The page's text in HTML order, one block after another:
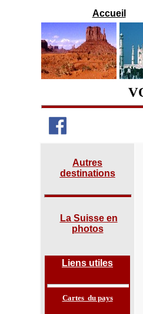
Accueil
Autres
destinations
La Suisse en
photos
Liens utiles
Cartes du pays